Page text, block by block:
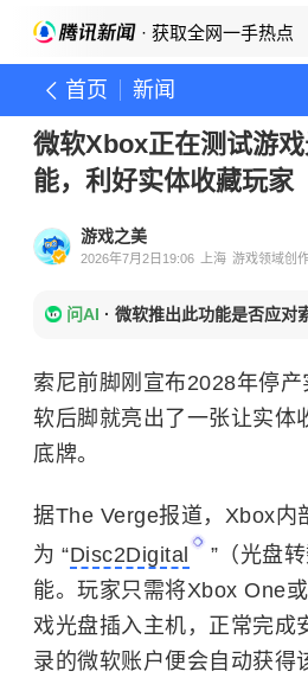
· 获取全网一手热点
首页 新闻
微软Xbox正在测试游
能，利好实体收藏玩家
游戏之美
2026年7月2日19:06 上海 游戏领域创
问AI · 微软推出此功能是否应对
索尼前脚刚宣布2028年停
软后脚就亮出了一张让实体
底牌。
据The Verge报道，Xbox内
为 “Disc2Digital
”（光盘
能。玩家只需将Xbox One
戏光盘插入主机，正常完成
录的微软账户便会自动获得